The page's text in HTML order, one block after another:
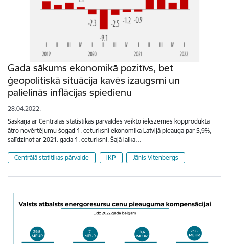
Gada sākums ekonomikā pozitīvs, bet
ģeopolitiskā situācija kavēs izaugsmi un
palielinās inflācijas spiedienu
28.04.2022.
Saskaņā ar Centrālās statistikas pārvaldes veikto iekšzemes kopprodukta
ātro novērtējumu šogad 1. ceturksnī ekonomika Latvijā pieauga par 5,9%,
salīdzinot ar 2021. gada 1. ceturksni. Šajā laika…
Centrālā statitikas pārvalde IKP Jānis Vitenbergs